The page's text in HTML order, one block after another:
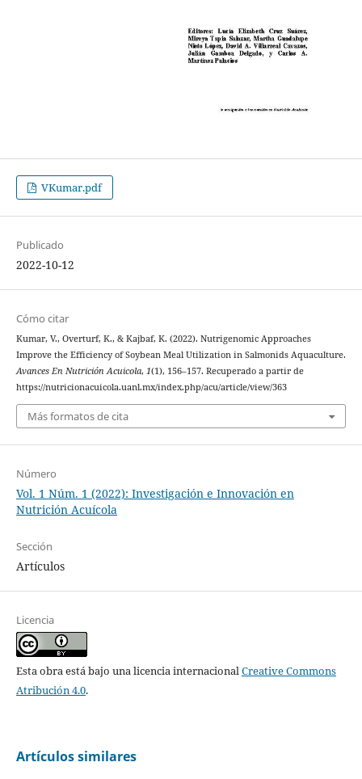
VKumar.pdf
Publicado
2022-10-12
Cómo citar
Kumar, V., Overturf, K., & Kajbaf, K. (2022). Nutrigenomic Approaches
Improve the Efficiency of Soybean Meal Utilization in Salmonids Aquaculture.
Avances En Nutrición Acuicola, 1(1), 156–157. Recuperado a partir de
https://nutricionacuicola.uanl.mx/index.php/acu/article/view/363
Más formatos de cita
Número
Vol. 1 Núm. 1 (2022): Investigación e Innovación en
Nutrición Acuícola
Sección
Artículos
Licencia
Esta obra está bajo una licencia internacionalCreative Commons
Atribución 4.0.
Artículos similares